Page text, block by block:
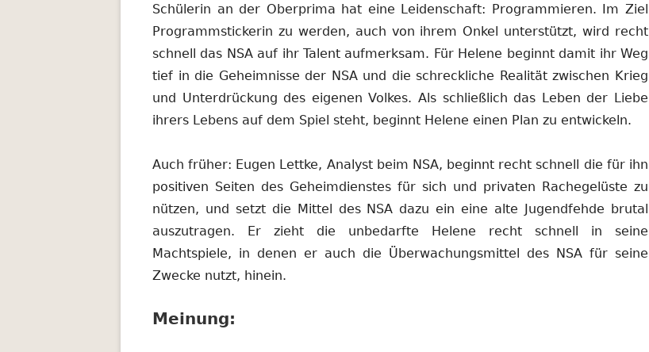
Schülerin an der Oberprima hat eine Leidenschaft: Programmieren. Im Ziel
Programmstickerin zu werden, auch von ihrem Onkel unterstützt, wird recht
schnell das NSA auf ihr Talent aufmerksam. Für Helene beginnt damit ihr Weg
tief in die Geheimnisse der NSA und die schreckliche Realität zwischen Krieg
und Unterdrückung des eigenen Volkes. Als schließlich das Leben der Liebe
ihrers Lebens auf dem Spiel steht, beginnt Helene einen Plan zu entwickeln.
Auch früher: Eugen Lettke, Analyst beim NSA, beginnt recht schnell die für ihn
positiven Seiten des Geheimdienstes für sich und privaten Rachegelüste zu
nützen, und setzt die Mittel des NSA dazu ein eine alte Jugendfehde brutal
auszutragen. Er zieht die unbedarfte Helene recht schnell in seine
Machtspiele, in denen er auch die Überwachungsmittel des NSA für seine
Zwecke nutzt, hinein.
Meinung: